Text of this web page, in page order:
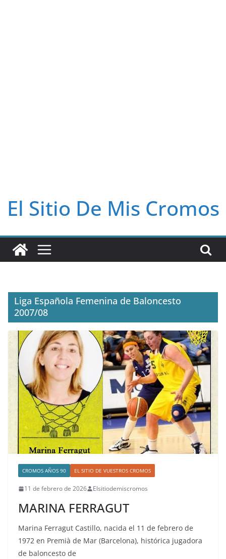
El Sitio De Mis Cromos
Liga Española Femenina de Baloncesto
2007/08
CROMOS AÑOS 90 EL SITIO DE VUESTROS CROMOS
11 de febrero de 2026 Elsitiodemiscromos
MARINA FERRAGUT
Marina Ferragut Castillo, nacida el 11 de febrero de
1972 en Premià de Mar (Barcelona), histórica jugadora
de baloncesto de